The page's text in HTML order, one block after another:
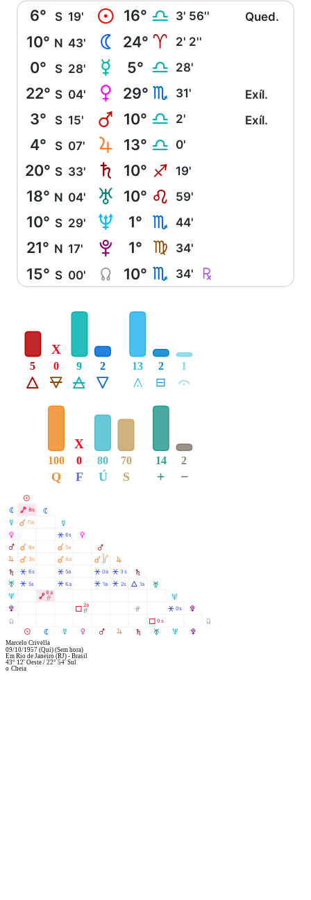
6° S 19' M 16° G 3' 56'' Qued.
10° N 43' N 24° A 2' 2''
0° S 28' O 5° G 28'
22° S 04' P 29° H 31' Exíl.
3° S 15' Q 10° G 2' Exíl.
4° S 07' R 13° G 0'
20° S 33' S 10° I 19'
18° N 04' T 10° E 59'
10° S 29' U 1° H 44'
21° N 17' V 1° F 34'
15° S 00' Y 10° H 34' Ç
Á
5
Ë
0
X
Ô
9
Ê
2
Å
13
É
2
Ă
1
Q
100
F
0
X
Ú
80
S
70
+
14
−
2
M
M
N
N
N
O
O
O
P
P
P
Q
Q
Q
R
R
R
S
S
S
T
T
T
U
U
U
V
V
V
Y
Y
Ä 8s
À 11a
À 6s
À 3s
Â 6s
Â 5s
ÄÓ
8a
Â 6s
À 5a
À 8a
Â 5a
Â 6a
Ã Ó
2a
À Ò
3a
Â 0a
Â 1a
Â 3s
Â 2s Á 1a
Ó
Ã 0s
Â 0s
Marcelo Crivella
09/10/1957 (Qui)(Sem hora)
EmRio de Janeiro (RJ) - Brasil
43° 12' Oeste/22° 54' Sul
Cheia
o